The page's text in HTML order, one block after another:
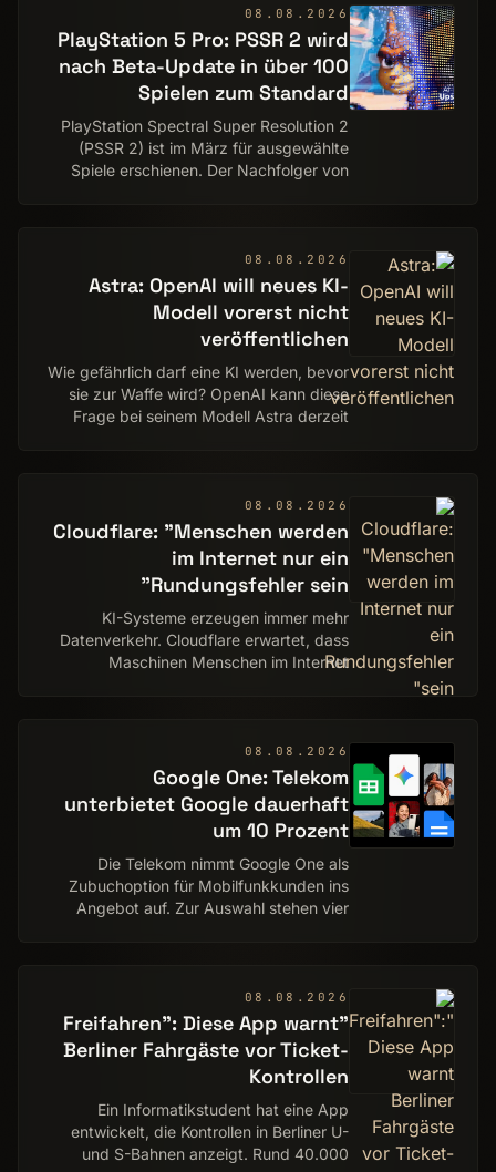
08.08.2026
PlayStation 5 Pro: PSSR 2 wird
nach Beta-Update in über 100
Spielen zum Standard
PlayStation Spectral Super Resolution 2
(PSSR 2) ist im März für ausgewählte
Spiele erschienen. Der Nachfolger von
08.08.2026
Astra: OpenAI will neues KI-
Modell vorerst nicht
veröffentlichen
Wie gefährlich darf eine KI werden, bevor
sie zur Waffe wird? OpenAI kann diese
Frage bei seinem Modell Astra derzeit
08.08.2026
Cloudflare: "Menschen werden
im Internet nur ein
Rundungsfehler sein"
KI-Systeme erzeugen immer mehr
Datenverkehr. Cloudflare erwartet, dass
Maschinen Menschen im Internet
08.08.2026
Google One: Telekom
unterbietet Google dauerhaft
um 10 Prozent
Die Telekom nimmt Google One als
Zubuchoption für Mobilfunkkunden ins
Angebot auf. Zur Auswahl stehen vier
08.08.2026
"Freifahren": Diese App warnt
Berliner Fahrgäste vor Ticket-
Kontrollen
Ein Informatikstudent hat eine App
entwickelt, die Kontrollen in Berliner U-
und S-Bahnen anzeigt. Rund 40.000